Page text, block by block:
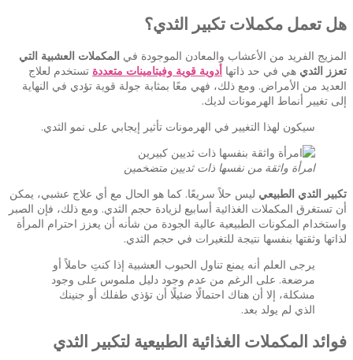
هل تعمل مكملات تكبير الثدي؟
المزيج الفريد من الأعشاب والمعادن الموجودة في المكملات العشبية التي
تعزز الثدي هي في حد ذاتها أدوية قوية وفيتامينات متعددة تستخدم لعلاج
العديد من الأمراض. ومع ذلك، فهي معًا بمثابة جولة قوية تؤدي في النهاية
إلى تغيير أنماط الهرمونات لديك.
سيكون لهذا التغيير في الهرمونات تأثير إيجابي على نمو الثدي.
امرأة واثقة من نفسها ذات ثديين متضخمين
تكبير الثدي الطبيعي ليس حلاً سريعًا. كما هو الحال مع أي علاج عشبي، يمكن
أن تستغرق المكملات الغذائية أسابيع لزيادة حجم الثدي. ومع ذلك، فإن الصبر
واستخدام المكونات الطبيعية عالية الجودة من شأنه أن يعزز احترام المرأة
لذاتها وثقتها بنفسها نتيجة للتغيرات في حجم الثدي.
يرجى العلم أنه يمنع تناول الحبوب العشبية إذا كنتِ حاملاً أو
مرضعة. على الرغم من عدم وجود دليل ملموس على وجود
مشكلة، إلا أن هناك احتمالًا ضئيلًا أن تؤذي طفلك أو جنينك
الذي لم يولد بعد.
فوائد المكملات الغذائية الطبيعية لتكبير الثدي